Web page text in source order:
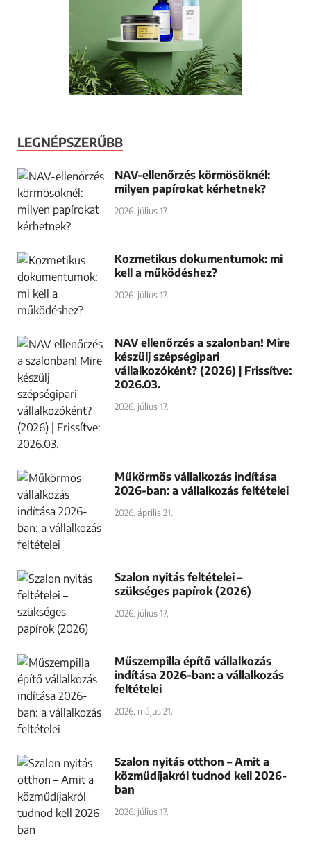
LEGNÉPSZERŰBB
NAV-ellenőrzés körmösöknél:
milyen papírokat kérhetnek?
2026. július 17.
Kozmetikus dokumentumok: mi
kell a működéshez?
2026. július 17.
NAV ellenőrzés a szalonban! Mire
készülj szépségipari
vállalkozóként? (2026) | Frissítve:
2026.03.
2026. július 17.
Műkörmös vállalkozás indítása
2026-ban: a vállalkozás feltételei
2026. április 21.
Szalon nyitás feltételei –
szükséges papírok (2026)
2026. július 17.
Műszempilla építő vállalkozás
indítása 2026-ban: a vállalkozás
feltételei
2026. május 21.
Szalon nyitás otthon – Amit a
közműdíjakról tudnod kell 2026-
ban
2026. július 17.